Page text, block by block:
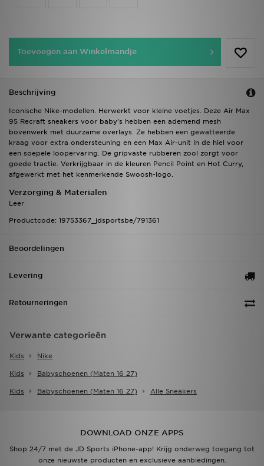
Toevoegen aan Winkelmandje
Beschrijving
Iconische Nike-modellen. Herwerkt voor kleine voetjes. Deze Air Max
95 Recraft sneakers voor baby's hebben een ademend mesh
bovenwerk met duurzame overlays. Ze hebben een gewatteerde
kraag voor extra ondersteuning en een Max Air-unit in de hiel voor
een soepele loopervaring. De gripvaste rubberen zool zorgt voor
goede tractie. Verkrijgbaar in de kleuren Pencil Point en Hot Curry,
afgewerkt met het kenmerkende Swoosh-logo.
Verzorging & Materialen
Leer
Productcode: 19753367_jdsportsbe/791361
Beoordelingen
Levering
Retourneringen
Verwante categorieën
Kids Nike
Kids Babyschoenen (maten 16 27)
Kids Babyschoenen (maten 16 27) Alle Sneakers
DOWNLOAD ONZE APPS
Shop 24/7 met de JD Sports iPhone-app! Krijg onderweg toegang tot
onze nieuwste producten en exclusieve aanbiedingen.